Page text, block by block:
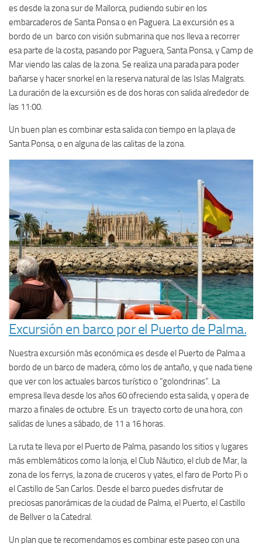
es desde la zona sur de Mallorca, pudiendo subir en los
embarcaderos de Santa Ponsa o en Paguera. La excursión es a
bordo de un barco con visión submarina que nos lleva a recorrer
esa parte de la costa, pasando por Paguera, Santa Ponsa, y Camp de
Mar viendo las calas de la zona. Se realiza una parada para poder
bañarse y hacer snorkel en la reserva natural de las Islas Malgrats.
La duración de la excursión es de dos horas con salida alrededor de
las 11:00.
Un buen plan es combinar esta salida con tiempo en la playa de
Santa Ponsa, o en alguna de las calitas de la zona.
Excursión en barco por el Puerto de Palma.
Nuestra excursión más económica es desde el Puerto de Palma a
bordo de un barco de madera, cómo los de antaño, y que nada tiene
que ver con los actuales barcos turístico o “golondrinas”. La
empresa lleva desde los años 60 ofreciendo esta salida, y opera de
marzo a finales de octubre. Es un trayecto corto de una hora, con
salidas de lunes a sábado, de 11 a 16 horas.
La ruta te lleva por el Puerto de Palma, pasando los sitios y lugares
más emblemáticos como la lonja, el Club Náutico, el club de Mar, la
zona de los ferrys, la zona de cruceros y yates, el faro de Porto Pi o
el Castillo de San Carlos. Desde el barco puedes disfrutar de
preciosas panorámicas de la ciudad de Palma, el Puerto, el Castillo
de Bellver o la Catedral.
Un plan que te recomendamos es combinar este paseo con una